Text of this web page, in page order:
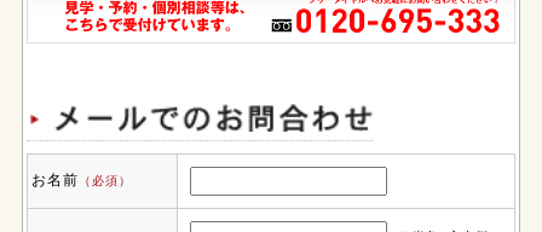
お名前 （必須）